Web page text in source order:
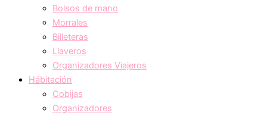
Bolsos de mano
Morrales
Billeteras
Llaveros
Organizadores Viajeros
Hábitación
Cobijas
Organizadores